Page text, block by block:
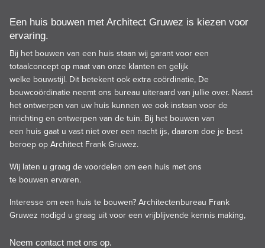
Een huis bouwen met Architect Gruwez is kiezen voor
ervaring.
Bij het bouwen van een huis staan wij garant voor een
totaalconcept op maat van onze klanten en gelijk
welke bouwstijl. Dit betekent ook extra coördinatie, De
bouwcoördinatie neemt ons bureau uiteraard van jullie over. Naast
het ontwerpen van uw huis kunnen we ook instaan voor de
inrichting en ontwerpen van de tuin. Bij het bouwen van
een huis gaat u vast niet over een nacht ijs, daarom doe je best
beroep op Architect Frank Gruwez.
Wij laten u graag de voordelen om een huis met ons
te bouwen ervaren.
Interesse om een huis te bouwen? Architectenbureau Frank
Gruwez nodigd u graag uit voor een vrijblijvende kennis making,
Neem contact met ons op.